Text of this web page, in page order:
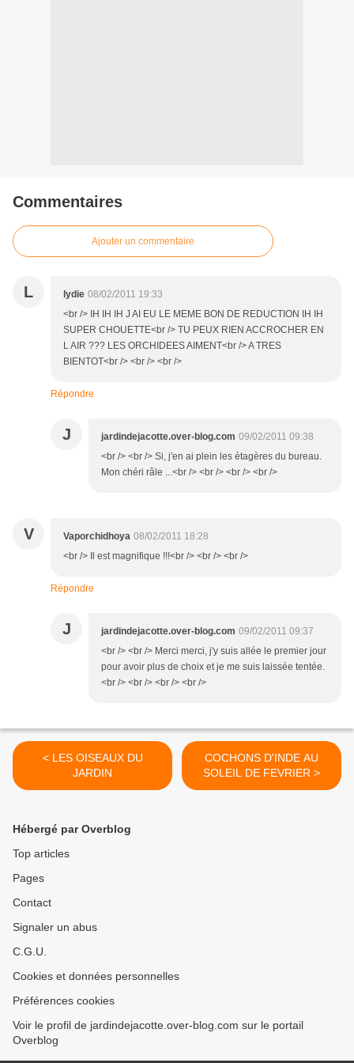
Commentaires
Ajouter un commentaire
L lydie 08/02/2011 19:33
<br /> IH IH IH J AI EU LE MEME BON DE REDUCTION IH IH
SUPER CHOUETTE<br /> TU PEUX RIEN ACCROCHER EN
L AIR ??? LES ORCHIDEES AIMENT<br /> A TRES
BIENTOT<br /> <br /> <br />
Répondre
J jardindejacotte.over-blog.com 09/02/2011 09:38
<br /> <br /> Si, j'en ai plein les étagères du bureau.
Mon chéri râle ...<br /> <br /> <br /> <br />
V Vaporchidhoya 08/02/2011 18:28
<br /> Il est magnifique !!!<br /> <br /> <br />
Répondre
J jardindejacotte.over-blog.com 09/02/2011 09:37
<br /> <br /> Merci merci, j'y suis allée le premier jour
pour avoir plus de choix et je me suis laissée tentée.
<br /> <br /> <br /> <br />
< LES OISEAUX DU
JARDIN
COCHONS D'INDE AU
SOLEIL DE FEVRIER >
Hébergé par Overblog
Top articles
Pages
Contact
Signaler un abus
C.G.U.
Cookies et données personnelles
Préférences cookies
Voir le profil de jardindejacotte.over-blog.com sur le portail
Overblog